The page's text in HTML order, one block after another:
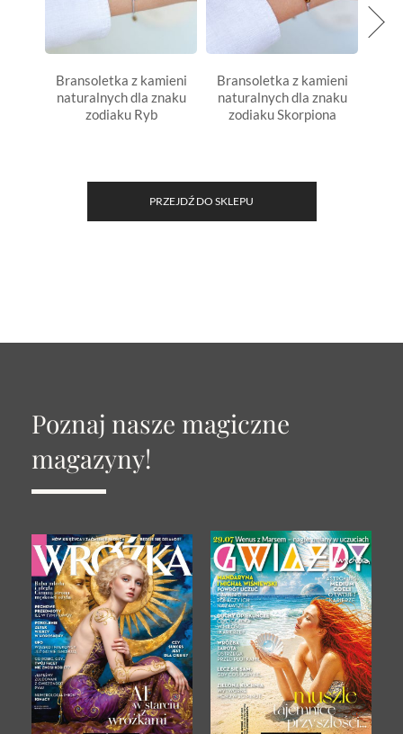
Bransoletka z kamieni
naturalnych dla znaku
zodiaku Ryb
Bransoletka z kamieni
naturalnych dla znaku
zodiaku Skorpiona
PRZEJDŹ DO SKLEPU
Poznaj nasze magiczne
magazyny!